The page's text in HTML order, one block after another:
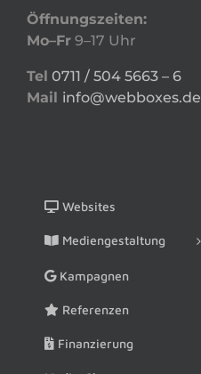
Öffnungszeiten:
Mo–Fr 9–17 Uhr
Tel 0711 / 504 5663 – 6
Mail info@webboxes.de
Websites
Mediengestaltung
Kampagnen
Referenzen
Finanzierung